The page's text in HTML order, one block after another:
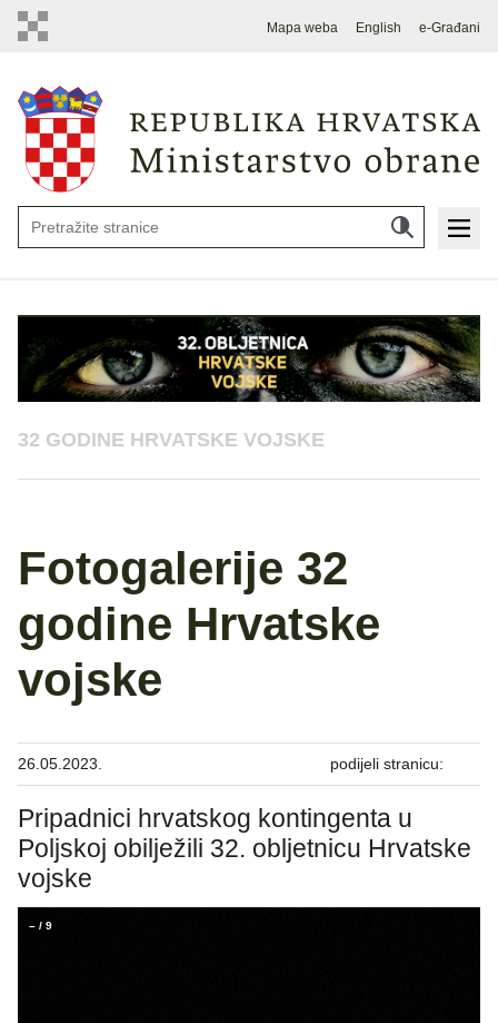
Mapa weba English e-Građani
32 GODINE HRVATSKE VOJSKE
Fotogalerije 32
godine Hrvatske
vojske
26.05.2023. podijeli stranicu:
Pripadnici hrvatskog kontingenta u
Poljskoj obilježili 32. obljetnicu Hrvatske
vojske
– / 9